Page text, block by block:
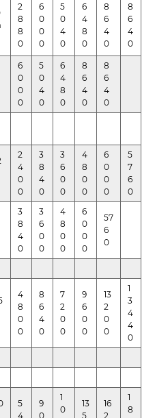
2
8
8
0
6
0
0
0
5
0
4
0
6
4
8
0
8
6
4
0
8
6
4
0
6
0
0
0
5
0
4
0
6
4
8
0
8
6
4
0
8
6
4
0
2
4
0
0
3
8
4
0
3
6
0
0
4
8
0
0
6
0
0
0
5
7
6
0
3
8
4
0
3
6
0
0
4
8
0
0
6
0
0
0
57
6
0
4
8
0
0
8
6
4
0
7
2
0
0
9
6
0
0
13
2
0
0
1
3
4
4
0
5
4
9
0
1
0
13
5
16
2
1
8